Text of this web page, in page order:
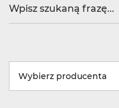
Wybierz producenta